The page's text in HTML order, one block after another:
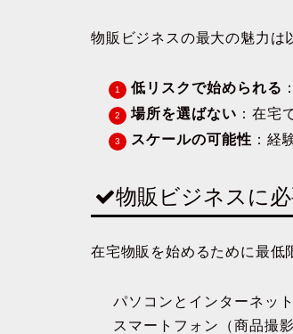
物販ビジネスの最大の魅力は
低リスクで始められる
場所を選ばない ：在宅
スケールの可能性 ：経
物販ビジネスに
在宅物販を始めるために最低
パソコンとインターネッ
スマートフォン（商品撮影